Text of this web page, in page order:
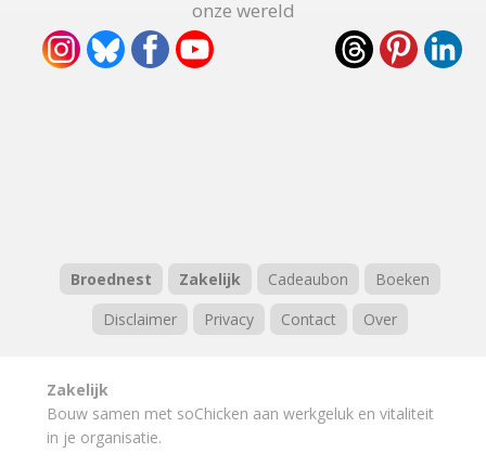
onze wereld
Broednest Zakelijk Cadeaubon
Boeken
Disclaimer
Privacy Contact Over
Zakelijk
Bouw samen met soChicken aan werkgeluk en vitaliteit
in je organisatie.